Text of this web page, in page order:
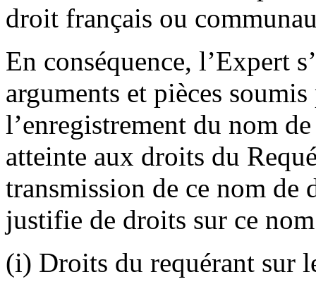
droit français ou
En conséquence, l’Expert
arguments et pièces
l’enregistrement du nom
atteinte aux droits du
transmission de ce nom
justifie de droits sur ce
(i) Droits du requérant sur